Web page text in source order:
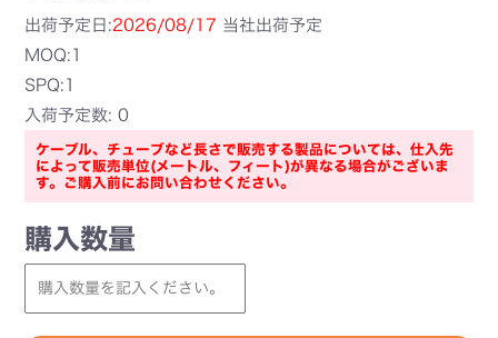
出荷予定日:2026/08/17 当社出荷予定
MOQ:1
SPQ:1
入荷予定数: 0
ケーブル、チューブなど長さで販売する製品については、仕入先
によって販売単位(メートル、フィート)が異なる場合がございま
す。ご購入前にお問い合わせください。
購入数量